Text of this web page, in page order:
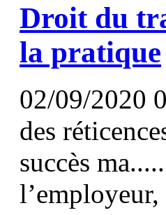
Droit du
la pratique
02/09/2020
des
succès